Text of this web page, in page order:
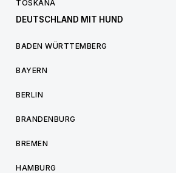
TOSKANA
DEUTSCHLAND MIT HUND
BADEN WÜRTTEMBERG
BAYERN
BERLIN
BRANDENBURG
BREMEN
HAMBURG